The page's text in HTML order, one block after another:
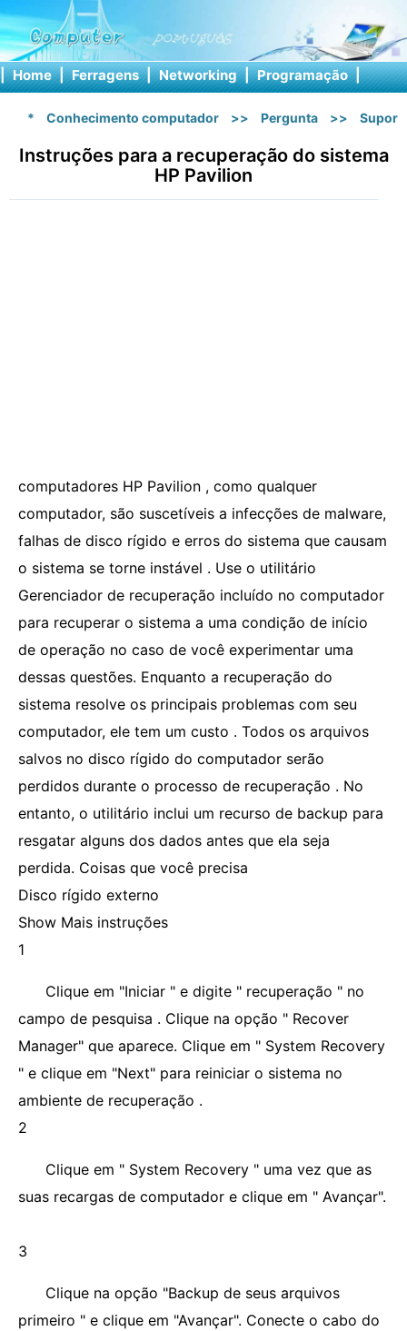
| Home | Ferragens | Networking | Programação |
* Conhecimento computador >> Pergunta >>
Instruções para a recuperação do sistema
HP Pavilion
computadores HP Pavilion , como qualquer
computador, são suscetíveis a infecções de malware,
falhas de disco rígido e erros do sistema que causam
o sistema se torne instável . Use o utilitário
Gerenciador de recuperação incluído no computador
para recuperar o sistema a uma condição de início
de operação no caso de você experimentar uma
dessas questões. Enquanto a recuperação do
sistema resolve os principais problemas com seu
computador, ele tem um custo . Todos os arquivos
salvos no disco rígido do computador serão
perdidos durante o processo de recuperação . No
entanto, o utilitário inclui um recurso de backup para
resgatar alguns dos dados antes que ela seja
perdida. Coisas que você precisa
Disco rígido externo
Show Mais instruções
1
Clique em "Iniciar " e digite " recuperação " no
campo de pesquisa . Clique na opção " Recover
Manager" que aparece. Clique em " System Recovery
" e clique em "Next" para reiniciar o sistema no
ambiente de recuperação .
2
Clique em " System Recovery " uma vez que as
suas recargas de computador e clique em " Avançar".
3
Clique na opção "Backup de seus arquivos
primeiro " e clique em "Avançar". Conecte o cabo do